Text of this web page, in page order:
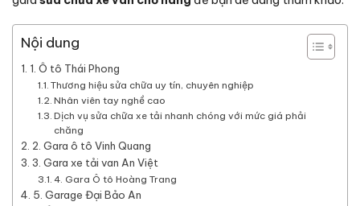
Nội dung
1. Ô tô Thái Phong
Thương hiệu sửa chữa uy tín, chuyên nghiệp
Nhân viên tay nghề cao
Dịch vụ sửa chữa xe tải nhanh chóng với mức giá phải
chăng
2. Gara ô tô Vinh Quang
3. Gara xe tải van An Việt
4. Gara Ô tô Hoàng Trang
5. Garage Đại Bảo An